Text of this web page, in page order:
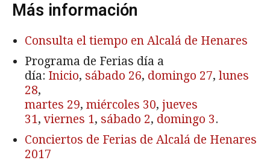
Más información
Consulta el tiempo en Alcalá de Henares
Programa de Ferias día a
día: Inicio, sábado 26, domingo 27, lunes
28,
martes 29, miércoles 30, jueves
31,viernes 1, sábado 2, domingo 3.
Conciertos de Ferias de Alcalá de Henares
2017